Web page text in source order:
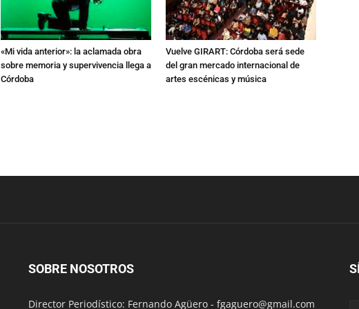
«Mi vida anterior»: la aclamada obra
sobre memoria y supervivencia llega a
Córdoba
Vuelve GIRART: Córdoba será sede
del gran mercado internacional de
artes escénicas y música
SOBRE NOSOTROS
Director Periodístico: Fernando Agüero - fgaguero@gmail.com